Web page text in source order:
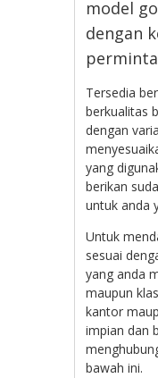
model
dengan
Tersedia
berkualitas
dengan
yang
berikan
untuk anda
Untuk
sesuai
yang anda
maupun
kantor
impian dan
bawah ini.